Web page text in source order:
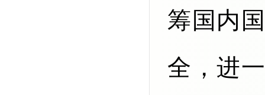
筹国内
全，进